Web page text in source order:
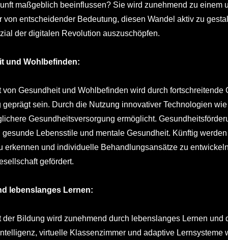
maßgeblich beeinflussen? Sie wird zunehmend zu
von entscheidender Bedeutung, diesen Wandel aktiv zu
der digitalen Revolution auszuschöpfen.
und Wohlbefinden:
von Gesundheit und Wohlbefinden wird durch
geprägt sein. Durch die Nutzung innovativer Technologien
Gesundheitsversorgung ermöglicht.
gesunde Lebensstile und mentale Gesundheit. Künftig
erkennen und individuelle Behandlungsansätze zu
gefördert.
lebenslanges Lernen:
der Bildung wird zunehmend durch lebenslanges Lernen
virtuelle Klassenzimmer und adaptive